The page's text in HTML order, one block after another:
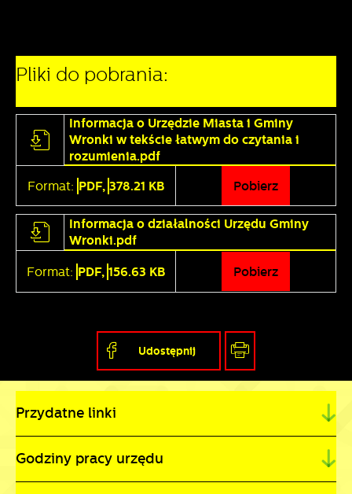
Pliki do pobrania:
Informacja o Urzędzie Miasta i Gminy
Wronki w tekście łatwym do czytania i
rozumienia.pdf
Format: PDF, 378.21 KB Pobierz
Informacja o działalności Urzędu Gminy
Wronki.pdf
Format: PDF, 156.63 KB Pobierz
Udostępnij
Przydatne linki
Godziny pracy urzędu